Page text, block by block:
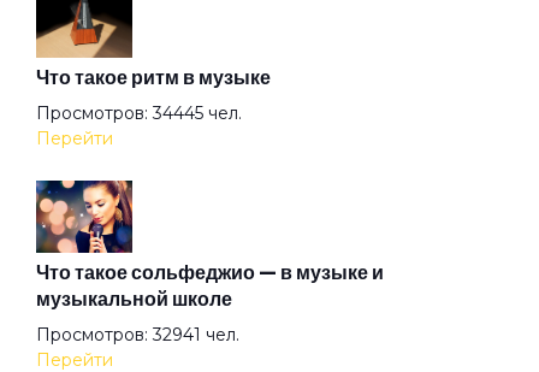
Волчье лето
Ворона
Время
Встретились на счастье
Что такое ритм в музыке
Просмотров: 34445 чел.
Перейти
Что такое сольфеджио — в музыке и
музыкальной школе
Просмотров: 32941 чел.
Перейти